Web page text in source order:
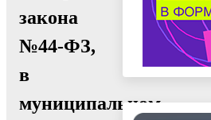
закона
№44-ФЗ,
в
муниципальном